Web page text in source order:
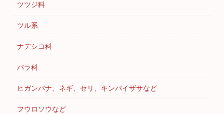
ツツジ科
ツル系
ナデシコ科
バラ科
ヒガンバナ、ネギ、セリ、キンバイザサなど
フウロソウなど